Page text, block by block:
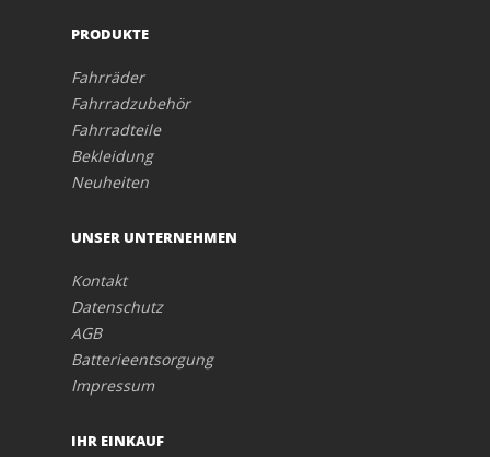
PRODUKTE
Fahrräder
Fahrradzubehör
Fahrradteile
Bekleidung
Neuheiten
UNSER UNTERNEHMEN
Kontakt
Datenschutz
AGB
Batterieentsorgung
Impressum
IHR EINKAUF